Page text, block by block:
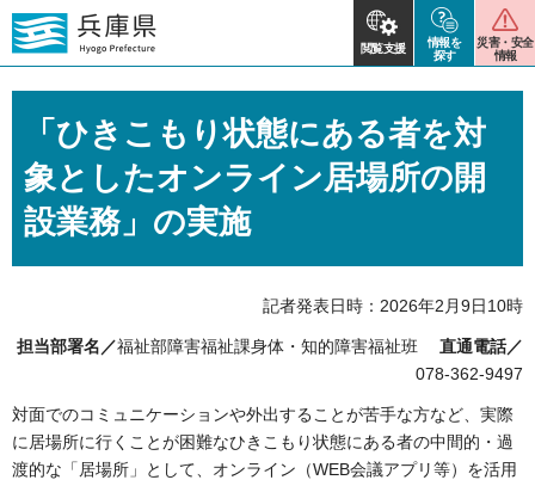
閲覧支援
情報を
探す
災害・安全
情報
「ひきこもり状態にある者を対
象としたオンライン居場所の開
設業務」の実施
記者発表日時：2026年2月9日10時
担当部署名／福祉部障害福祉課身体・知的障害福祉班 直通電話／
078-362-9497
対面でのコミュニケーションや外出することが苦手な方など、実際
に居場所に行くことが困難なひきこもり状態にある者の中間的・過
渡的な「居場所」として、オンライン（WEB会議アプリ等）を活用